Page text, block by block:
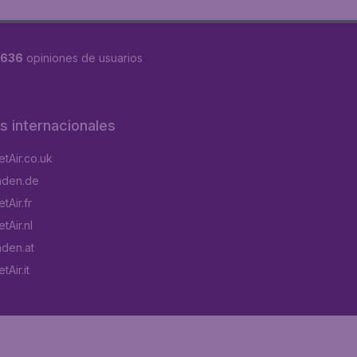
opiniones de usuarios
internacionales